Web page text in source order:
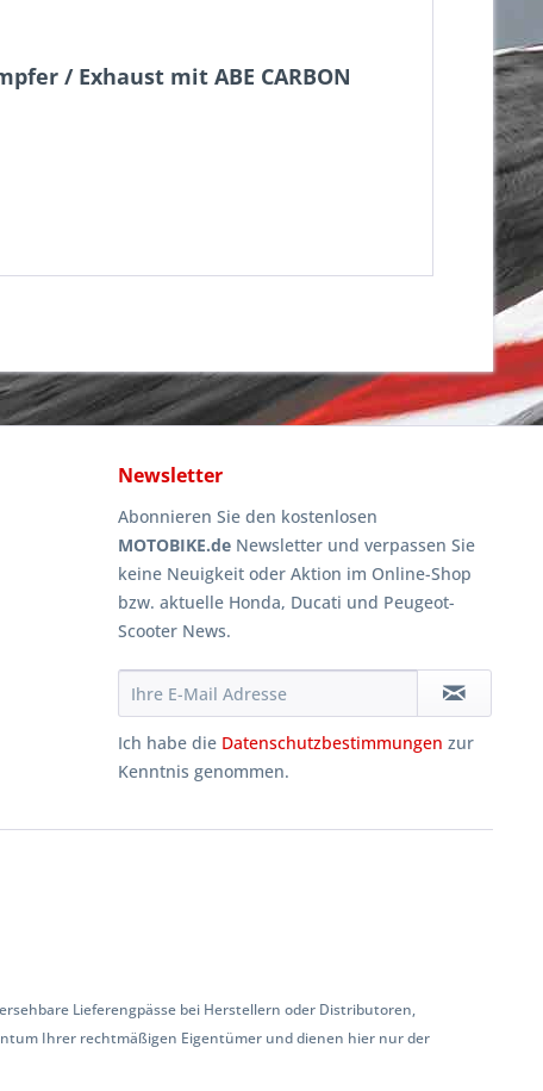
/ Exhaust mit ABE CARBON
Newsletter
Abonnieren Sie den kostenlosen
MOTOBIKE.de Newsletter und verpassen Sie
keine Neuigkeit oder Aktion im Online-Shop
bzw. aktuelle Honda, Ducati und Peugeot-
Scooter News.
Ich habe die Datenschutzbestimmungen zur
Kenntnis genommen.
Lieferengpässe bei Herstellern oder Distributoren,
Ihrer rechtmäßigen Eigentümer und dienen hier nur der